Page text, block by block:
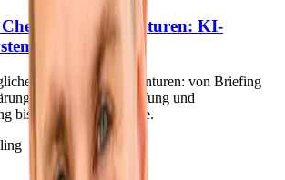
für Agenturen: KI-
prüfen
Workflow für Agenturen: von Briefing
über Deepfake-Prüfung und
bis zur Kundenfreigabe.